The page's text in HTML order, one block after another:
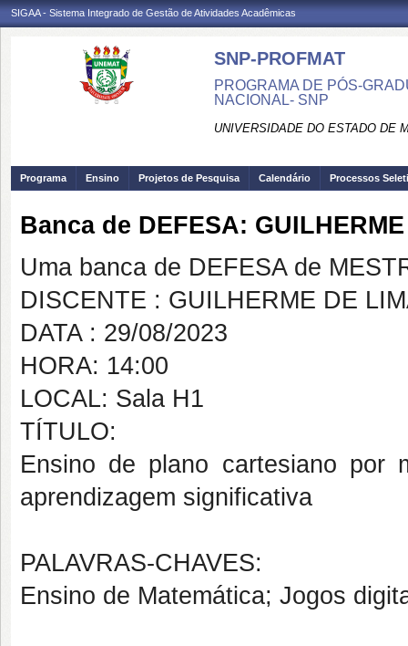
SIGAA - Sistema Integrado de Gestão de Atividades Acadêmicas
SNP-PROFMAT
PROGRAMA DE PÓS-
NACIONAL- SNP
UNIVERSIDADE DO ESTADO DE
Programa Ensino Projetos de Pesquisa Calendário Processos
Banca de DEFESA:
Uma banca de DEFESA de
DISCENTE : GUILHERME DE
DATA : 29/08/2023
HORA: 14:00
LOCAL: Sala H1
TÍTULO:
Ensino de plano cartesiano por
aprendizagem significativa
PALAVRAS-CHAVES:
Ensino de Matemática; Jogos